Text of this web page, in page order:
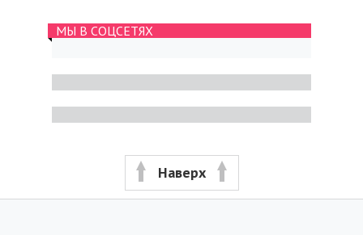
МЫ В СОЦСЕТЯХ
Наверх